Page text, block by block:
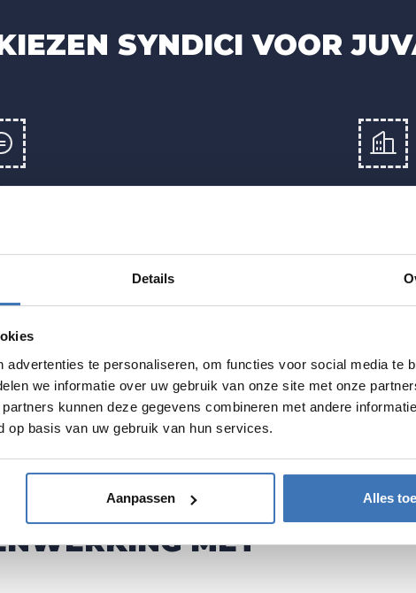
Details
advertenties te personaliseren, om functies voor social media te
we informatie over uw gebruik van onze site met onze
kunnen deze gegevens combineren met andere
op basis van uw gebruik van hun services.
Aanpassen Alles
SYNDICI VOOR
GEORGANISEERD
hinder, maximale duidelijkheid.
MET